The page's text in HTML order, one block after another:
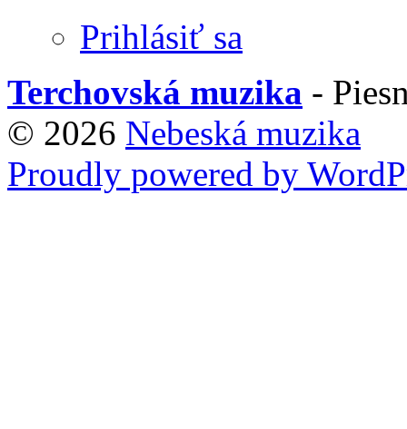
Prihlásiť sa
Terchovská muzika -
© 2026 Nebeská muzika
Proudly powered by